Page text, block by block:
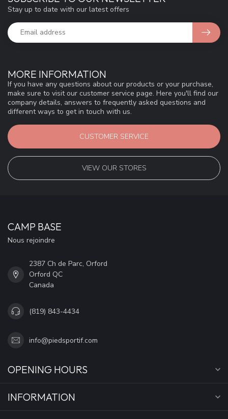
MORE INFORMATION
If you have any questions about our products or your purchase,
make sure to visit our customer service page. Here you'll find our
company details, answers to frequently asked questions and
different ways to get in touch with us.
CUSTOMER SERVICE
VIEW OUR STORES
Stay up to date with our latest offers
CAMP BASE
Nous rejoindre
2387 Ch de Parc, Orford
Orford QC
Canada
(819) 843-4434
info@piedsportif.com
OPENING HOURS
INFORMATION